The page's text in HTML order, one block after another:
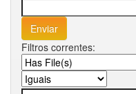
Filtros correntes: